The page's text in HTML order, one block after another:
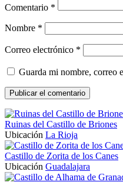
Comentario *
Nombre *
Correo electrónico *
Guarda mi nombre, correo
Ruinas del Castillo de Briones
Ubicación La Rioja
Castillo de Zorita de los Canes
Ubicación Guadalajara